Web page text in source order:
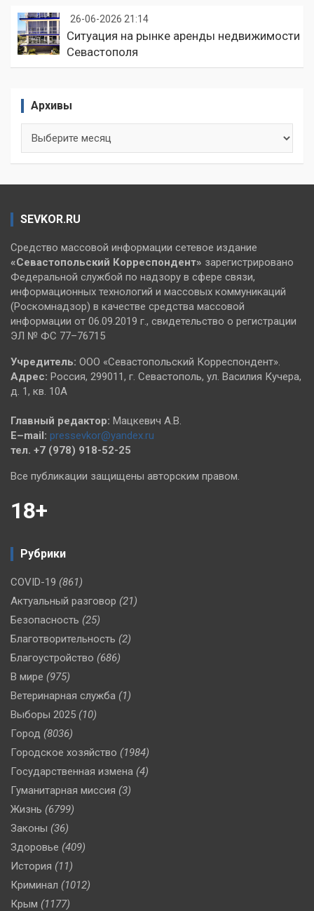
26-06-2026 21:14
Ситуация на рынке аренды недвижимости
Севастополя
Архивы
SEVKOR.RU
Средство массовой информации сетевое издание
«Севастопольский Корреспондент» зарегистрировано
Федеральной службой по надзору в сфере связи,
информационных технологий и массовых коммуникаций
(Роскомнадзор) в качестве средства массовой
информации от 06.09.2019 г., свидетельство о регистрации
ЭЛ № ФС 77–76715
Учредитель: ООО «Севастопольский Корреспондент».
Адрес: Россия, 299011, г. Севастополь, ул. Василия Кучера,
д. 1, кв. 10А
Главный редактор: Мацкевич А.В.
E–mail: pressevkor@yandex.ru
тел. +7 (978) 918-52-25
Все публикации защищены авторским правом.
18+
Рубрики
COVID-19 (861)
Актуальный разговор (21)
Безопасность (25)
Благотворительность (2)
Благоустройство (686)
В мире (975)
Ветеринарная служба (1)
Выборы 2025 (10)
Город (8036)
Городское хозяйство (1984)
Государственная измена (4)
Гуманитарная миссия (3)
Жизнь (6799)
Законы (36)
Здоровье (409)
История (11)
Криминал (1012)
Крым (1177)